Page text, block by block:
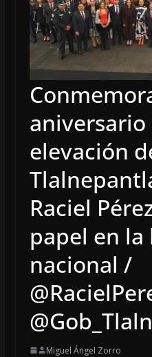
aniversario
elevación
Raciel
papel en
nacional /
Miguel Ángel Zorro